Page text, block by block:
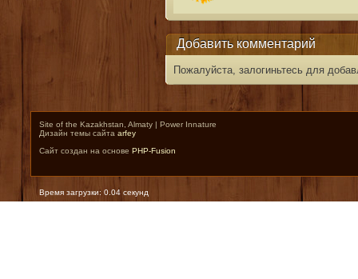
Добавить комментарий
Пожалуйста, залогиньтесь для
Site of the Kazakhstan, Almaty | Power Innature
Дизайн темы сайта arfey
Сайт создан на основе PHP-Fusion
Время загрузки: 0.04 секунд